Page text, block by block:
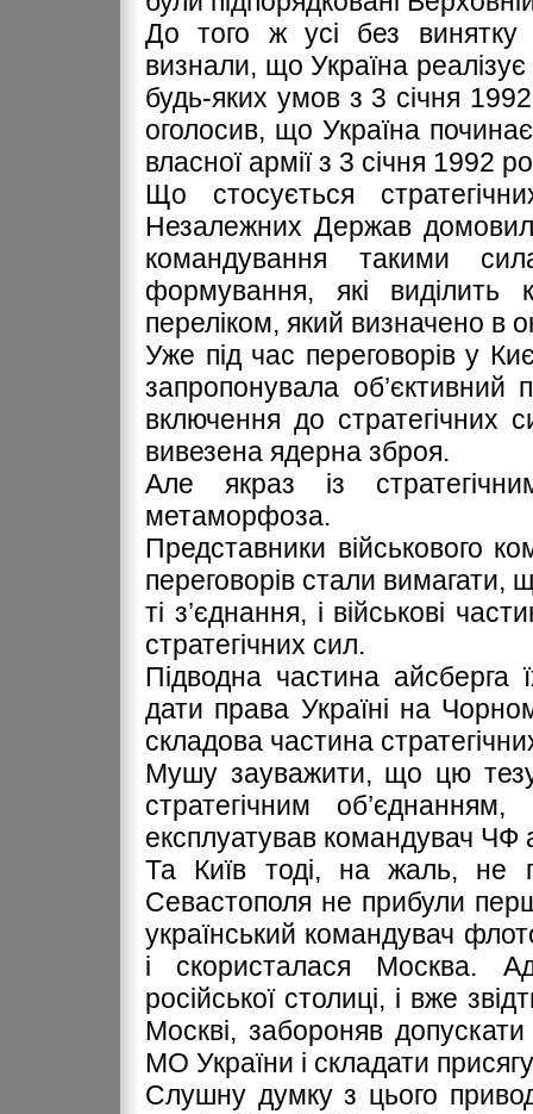
До того ж усі без
визнали, що Україна
будь-яких умов з 3 січня
оголосив, що Україна
власної армії з 3 січня 1992
Що стосується
Незалежних Держав
командування такими
формування, які
переліком, який визначено в
Уже під час переговорів у
запропонувала об’єктивний
включення до стратегічних
вивезена ядерна зброя.
Але якраз із
метаморфоза.
Представники військового
переговорів стали вимагати,
ті з’єднання, і військові
стратегічних сил.
Підводна частина
дати права Україні на
складова частина
Мушу зауважити, що цю
стратегічним
експлуатував командувач ЧФ
Та Київ тоді, на жаль, не
Севастополя не прибули
український командувач
і скористалася Москва.
російської столиці, і вже
Москві, забороняв
МО України і складати присягу
Слушну думку з цього